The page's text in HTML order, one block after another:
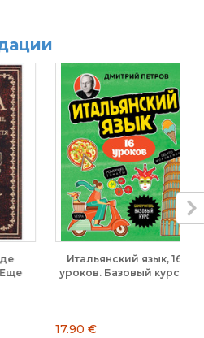
Итальянский язык, 16
уроков. Базовый курс....
17.90 €